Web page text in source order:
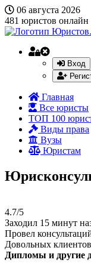
06 августа 2026
481 юристов онлайн
Вход
Главная
Все юристы
ТОП 100
Виды права
Вузы
Юристам
4.7/5
Заходил 15 минут
Провел
Довольных
Дипломы и другие